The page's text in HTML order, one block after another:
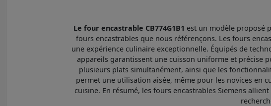
Le four encastrable CB774G1B1 est un modèle proposé
fours encastrables que nous référençons. Les fours
une expérience culinaire exceptionnelle. Équipés de
appareils garantissent une cuisson uniforme et précise
plusieurs plats simultanément, ainsi que les
permet une utilisation aisée, même pour les novices en
cuisine. En résumé, les fours encastrables Siemens